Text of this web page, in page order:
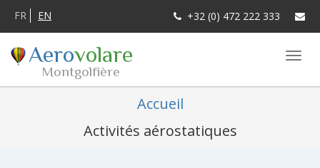
FR EN +32 (0) 472 222 333
Aerovolare
Montgolfière
Accueil
Activités aérostatiques